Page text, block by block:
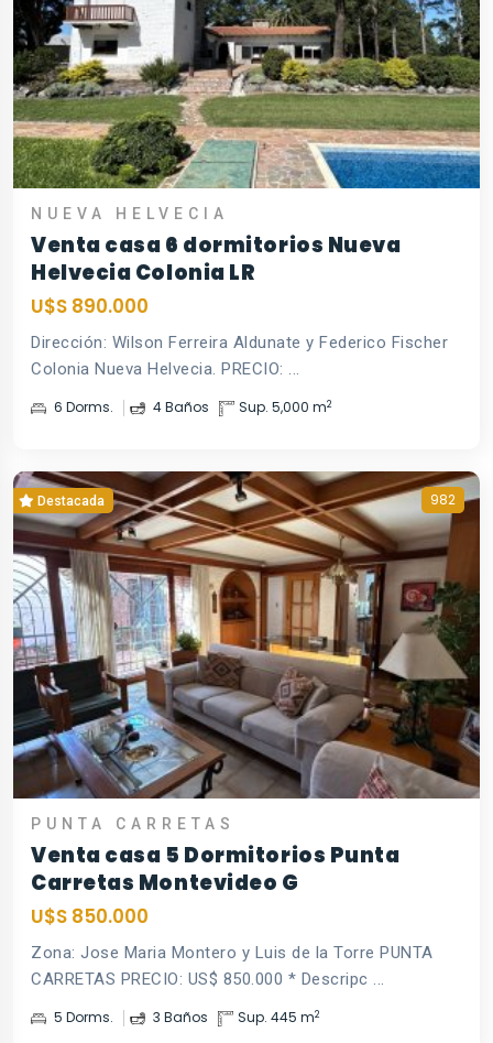
NUEVA HELVECIA
Venta casa 6 dormitorios Nueva
Helvecia Colonia LR
U$S 890.000
Dirección: Wilson Ferreira Aldunate y Federico Fischer
Colonia Nueva Helvecia. PRECIO: ...
6 Dorms. 4 Baños Sup. 5,000 m2
Destacada 982
PUNTA CARRETAS
Venta casa 5 Dormitorios Punta
Carretas Montevideo G
U$S 850.000
Zona: Jose Maria Montero y Luis de la Torre PUNTA
CARRETAS PRECIO: US$ 850.000 * Descripc ...
5 Dorms. 3 Baños Sup. 445 m2